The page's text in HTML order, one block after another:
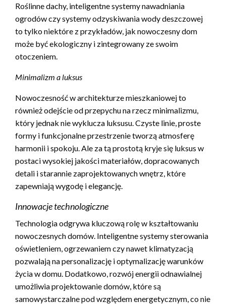
Roślinne dachy, inteligentne systemy nawadniania
ogrodów czy systemy odzyskiwania wody deszczowej
to tylko niektóre z przykładów, jak nowoczesny dom
może być ekologiczny i zintegrowany ze swoim
otoczeniem.
Minimalizm a luksus
Nowoczesność w architekturze mieszkaniowej to
również odejście od przepychu na rzecz minimalizmu,
który jednak nie wyklucza luksusu. Czyste linie, proste
formy i funkcjonalne przestrzenie tworzą atmosferę
harmonii i spokoju. Ale za tą prostotą kryje się luksus w
postaci wysokiej jakości materiałów, dopracowanych
detali i starannie zaprojektowanych wnętrz, które
zapewniają wygodę i elegancję.
Innowacje technologiczne
Technologia odgrywa kluczową rolę w kształtowaniu
nowoczesnych domów. Inteligentne systemy sterowania
oświetleniem, ogrzewaniem czy nawet klimatyzacją
pozwalają na personalizację i optymalizację warunków
życia w domu. Dodatkowo, rozwój energii odnawialnej
umożliwia projektowanie domów, które są
samowystarczalne pod względem energetycznym, co nie